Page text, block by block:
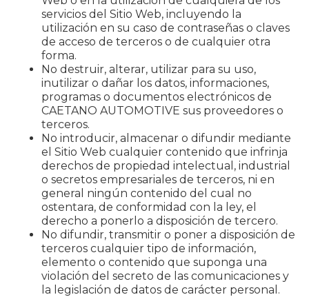
servicios del Sitio Web, incluyendo la
utilización en su caso de contraseñas o claves
de acceso de terceros o de cualquier otra
forma.
No destruir, alterar, utilizar para su uso,
inutilizar o dañar los datos, informaciones,
programas o documentos electrónicos de
CAETANO AUTOMOTIVE sus proveedores o
terceros.
No introducir, almacenar o difundir mediante
el Sitio Web cualquier contenido que infrinja
derechos de propiedad intelectual, industrial
o secretos empresariales de terceros, ni en
general ningún contenido del cual no
ostentara, de conformidad con la ley, el
derecho a ponerlo a disposición de tercero.
No difundir, transmitir o poner a disposición de
terceros cualquier tipo de información,
elemento o contenido que suponga una
violación del secreto de las comunicaciones y
la legislación de datos de carácter personal.